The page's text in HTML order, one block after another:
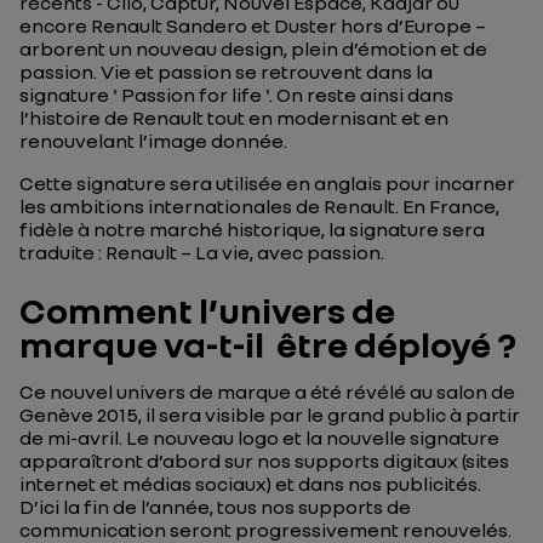
encore Renault Sandero et Duster hors d’Europe –
arborent un nouveau design, plein d’émotion et de
passion. Vie et passion se retrouvent dans la
signature ' Passion for life '. On reste ainsi dans
l’histoire de Renault tout en modernisant et en
renouvelant l’image donnée.
Cette signature sera utilisée en anglais pour incarner
les ambitions internationales de Renault. En France,
fidèle à notre marché historique, la signature sera
traduite : Renault – La vie, avec passion.
Comment l’univers de
marque va-t-il être déployé ?
Ce nouvel univers de marque a été révélé au salon de
Genève 2015, il sera visible par le grand public à partir
de mi-avril. Le nouveau logo et la nouvelle signature
apparaîtront d’abord sur nos supports digitaux (sites
internet et médias sociaux) et dans nos publicités.
D’ici la fin de l’année, tous nos supports de
communication seront progressivement renouvelés.